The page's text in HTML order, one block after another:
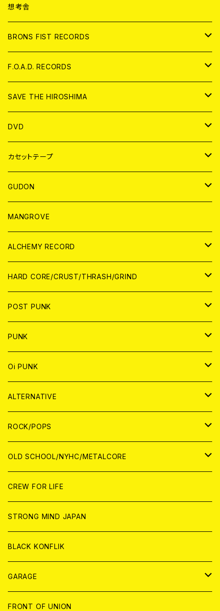
ANALOG
CD
アパレル
ANALOG
想考舎
BRONS FIST RECORDS
CD
ANALOG
F.O.A.D. RECORDS
CD
ANALOG
SAVE THE HIROSHIMA
アパレル
BADGE
DVD
JAPAN
WORLD
カセットテープ
JAPAN
WORLD
GUDON
アパレル
PATCH
アナログ
DIGITAL CONTENTS
MANGROVE
ALCHEMY RECORD
CD
ANALOG
HARD CORE/CRUST/THRASH/GRIND
JAPAN
CD
ANALOG
WORLD
CD
ANALOG
POST PUNK
CD
JAPAN
WORLD
ANALOG
JAPAN
WORLD
PUNK
JAPAN
CD
ANALOG
WORLD
CD
ANALOG
Oi PUNK
JAPAN
CD
ANALOG
WOLRD
CD
ANALOG
ALTERNATIVE
JAPAN
CD
ANALOG
WORLD
CD
ANALOG
ROCK/POPS
JAPAN
CD
ANALOG
WORLD
CD
ANALOG
OLD SCHOOL/NYHC/METALCORE
JAPAN
CD
ANALOG
WORLD
CD
ANALOG
CREW FOR LIFE
STRONG MIND JAPAN
BLACK KONFLIK
GARAGE
JAPAN
FRONT OF UNION